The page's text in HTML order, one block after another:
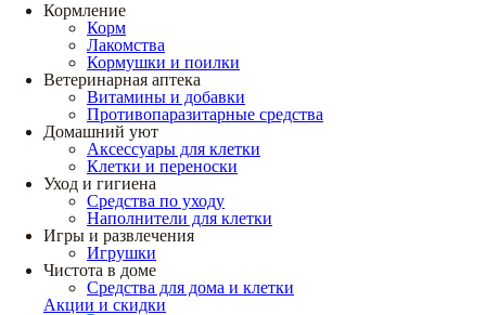
Кормление
Корм
Лакомства
Кормушки и поилки
Ветеринарная аптека
Витамины и добавки
Противопаразитарные средства
Домашний уют
Аксессуары для клетки
Клетки и переноски
Уход и гигиена
Средства по уходу
Наполнители для клетки
Игры и развлечения
Игрушки
Чистота в доме
Средства для дома и клетки
Акции и скидки